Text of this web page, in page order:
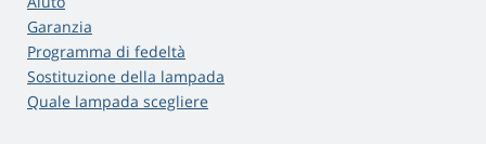
Garanzia
Programma di fedeltà
Sostituzione della lampada
Quale lampada scegliere